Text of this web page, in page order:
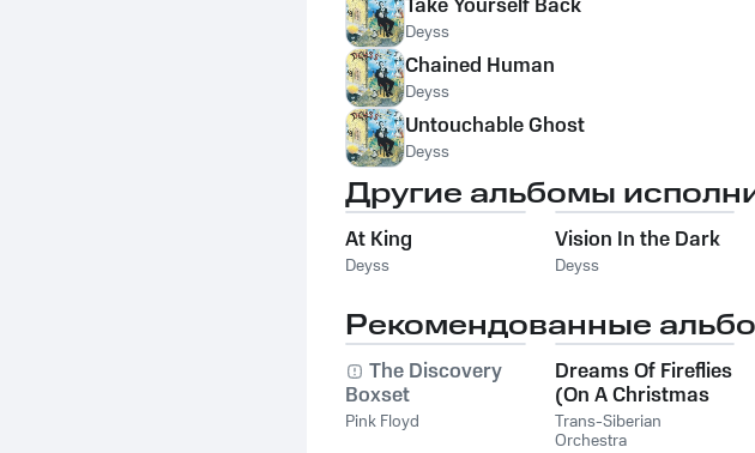
Take Yourself Back
Deyss
Chained Human
Deyss
Untouchable Ghost
Deyss
Другие альбомы
At King
Deyss
Vision In the Dark
Deyss
Рекомендованные
The Discovery
Boxset
Pink Floyd
Dreams Of Fireflies
(On A Christmas
Night)
Trans-Siberian
Orchestra